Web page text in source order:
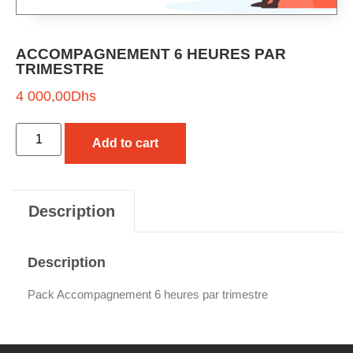
ACCOMPAGNEMENT 6 HEURES PAR
TRIMESTRE
4 000,00Dhs
Add to cart
Description
Description
Pack Accompagnement 6 heures par trimestre